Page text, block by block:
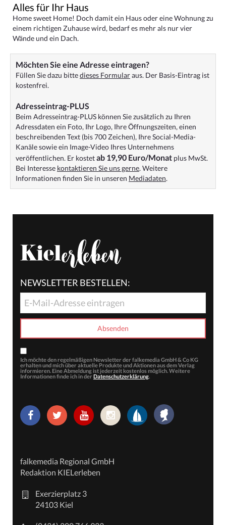
Alles für Ihr Haus
Home sweet Home! Doch damit ein Haus oder eine Wohnung zu
einem richtigen Zuhause wird, bedarf es mehr als nur vier
Wände und ein Dach.
Möchten Sie eine Adresse eintragen?
Füllen Sie dazu bittedieses Formularaus. Der Basis-Eintrag ist
kostenfrei.
Adresseintrag-PLUS
Beim Adresseintrag-PLUS können Sie zusätzlich zu Ihren
Adressdaten ein Foto, Ihr Logo, Ihre Öffnungszeiten, einen
beschreibenden Text (bis 700 Zeichen), Ihre Social-Media-
Kanäle sowie ein Image-Video Ihres Unternehmens
veröffentlichen. Er kostetab 19,90 Euro/Monat plus MwSt.
Bei Interesse kontaktieren Sie uns gerne. Weitere
Informationen finden Sie in unseren Mediadaten.
NEWSLETTER BESTELLEN:
Ich möchte den regelmäßigen Newsletter der falkemedia GmbH & Co KG
erhalten und mich über aktuelle Produkte und Aktionen aus dem Verlag
informieren. Eine Abmeldung ist jederzeit kostenlos möglich. Weitere
Informationen finde ich in der Datenschutzerklärung.
falkemedia Regional GmbH
Redaktion KIELerleben
Exerzierplatz 3
24103 Kiel